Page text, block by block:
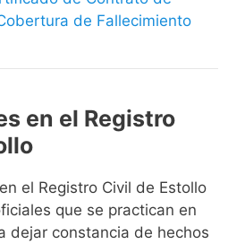
de Fallecimiento
en el Registro
el Registro Civil de Estollo
que se practican en
dejar constancia de hechos